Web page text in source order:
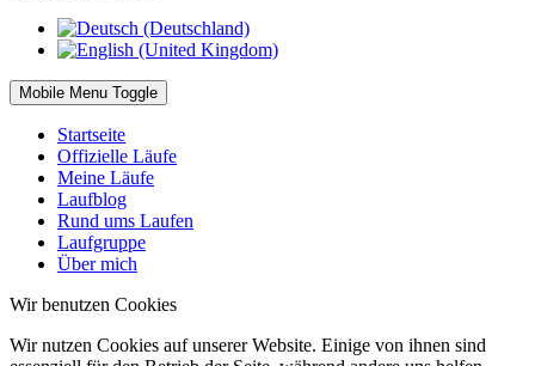
Mobile Menu Toggle
Startseite
Offizielle Läufe
Meine Läufe
Laufblog
Rund ums Laufen
Laufgruppe
Über mich
Wir benutzen Cookies
Wir nutzen Cookies auf unserer Website. Einige von ihnen sind